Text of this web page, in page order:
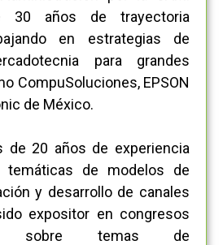
30 años de trayectoria
en estrategias de
para grandes
CompuSoluciones, EPSON
de México.
de 20 años de experiencia
de modelos de
y desarrollo de canales
expositor en congresos
sobre temas de